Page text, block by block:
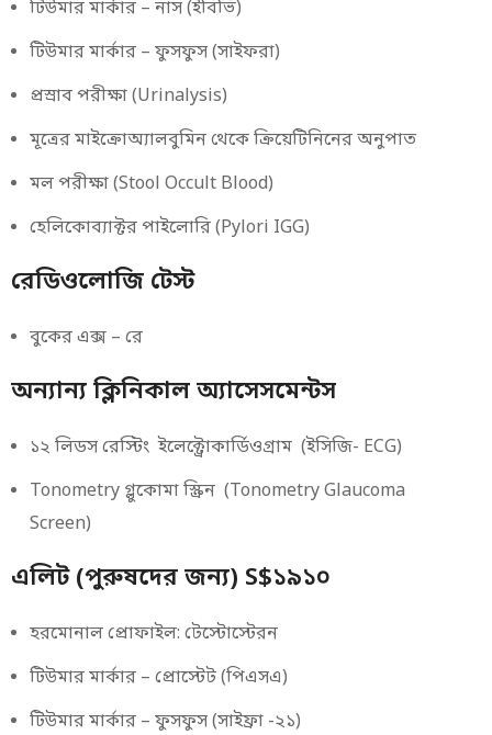
টিউমার মার্কার – নাস (ইবিভি)
টিউমার মার্কার – ফুসফুস (সাইফরা)
প্রস্রাব পরীক্ষা (Urinalysis)
মূত্রের মাইক্রোঅ্যালবুমিন থেকে ক্রিয়েটিনিনের অনুপাত
মল পরীক্ষা (Stool Occult Blood)
হেলিকোব্যাক্টর পাইলোরি (Pylori IGG)
রেডিওলোজি টেস্ট
বুকের এক্স – রে
অন্যান্য ক্লিনিকাল অ্যাসেসমেন্টস
১২ লিডস রেস্টিং ইলেক্ট্রোকার্ডিওগ্রাম (ইসিজি- ECG)
Tonometry গ্লুকোমা স্ক্রিন (Tonometry Glaucoma
Screen)
এলিট (পুরুষদের জন্য) S$১৯১০
হরমোনাল প্রোফাইল: টেস্টোস্টেরন
টিউমার মার্কার – প্রোস্টেট (পিএসএ)
টিউমার মার্কার – ফুসফুস (সাইফ্রা -২১)